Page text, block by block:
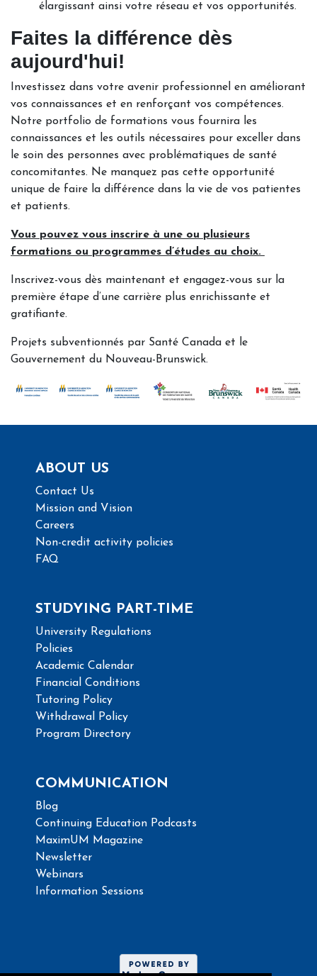
élargissant ainsi votre réseau et vos opportunités.
Faites la différence dès
aujourd'hui!
Investissez dans votre avenir professionnel en améliorant
vos connaissances et en renforçant vos compétences.
Notre portfolio de formations vous fournira les
connaissances et les outils nécessaires pour exceller dans
le soin des personnes avec problématiques de santé
concomitantes. Ne manquez pas cette opportunité
unique de faire la différence dans la vie de vos patientes
et patients.
Vous pouvez vous inscrire à une ou plusieurs
formations ou programmes d’études au choix.
Inscrivez-vous dès maintenant et engagez-vous sur la
première étape d’une carrière plus enrichissante et
gratifiante.
Projets subventionnés par Santé Canada et le
Gouvernement du Nouveau-Brunswick.
ABOUT US
Contact Us
Mission and Vision
Careers
Non-credit activity policies
FAQ
STUDYING PART-TIME
University Regulations
Policies
Academic Calendar
Financial Conditions
Tutoring Policy
Withdrawal Policy
Program Directory
COMMUNICATION
Blog
Continuing Education Podcasts
MaximUM Magazine
Newsletter
Webinars
Information Sessions